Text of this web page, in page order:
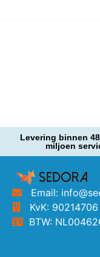
Levering binnen
miljoen
Email:
KvK: 90214706
BTW: